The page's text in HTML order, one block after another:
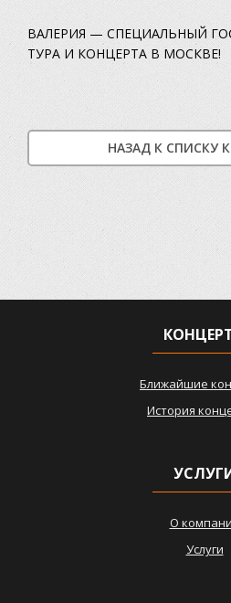
ВАЛЕРИЯ — СПЕЦИАЛЬНЫЙ
ТУРА И КОНЦЕРТА В МОСКВЕ!
НАЗАД К СПИСКУ
Ближайшие
История
О
Услуги